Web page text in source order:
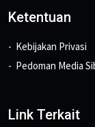
Ketentuan
Kebijakan Privasi
Pedoman Media
Link Terkait